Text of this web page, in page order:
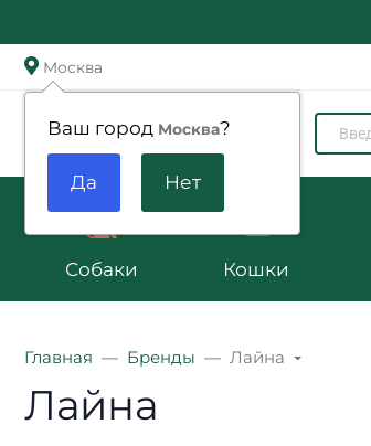
Москва
Ваш город Москва?
Zoomenu.ru
Собаки Кошки
Главная Бренды Лайна
Лайна